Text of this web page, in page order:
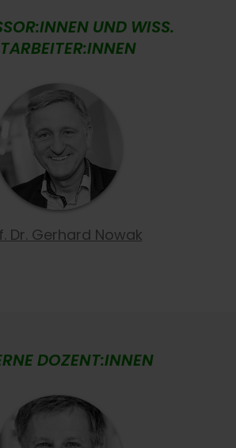
UND WISS.
Dr. Gerhard Nowak
DOZENT:INNEN